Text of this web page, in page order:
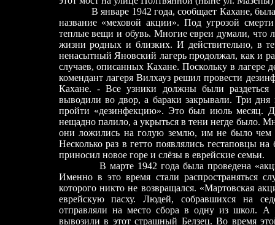
В январе 1942 года, сообщает Кахане, была
название «меховой акции». Под угрозой
теплые вещи и обувь. Многие евреи думали, что
жизни родных и близких. И действительно, в
ненасытный Яновский лагерь продолжал, как и
случаев, описанных Кахане. Поскольку в лагере
комендант лагеря Вилхауз решил провести
Кахане. -Все узники должны были раздеться
выводили во двор, а бараки закрывали. Три
пройти «дезинфекцию». Это был июль месяц.
нещадно палило, а укрыться в тени негде было.
они ложились на голую землю, им не было чем
Несколько раз в гетто появлялись гестаповцы
приносил новое горе и слёзы в еврейские семьи.
В марте 1942 года была проведена
Именно в это время стали распространяться
которого никто не возвращался. «Мартовская
еврейскую пасху. Людей, собравшихся на
отправляли на место сбора в одну из школ.
вывозили в этот страшный Белзец. Во время